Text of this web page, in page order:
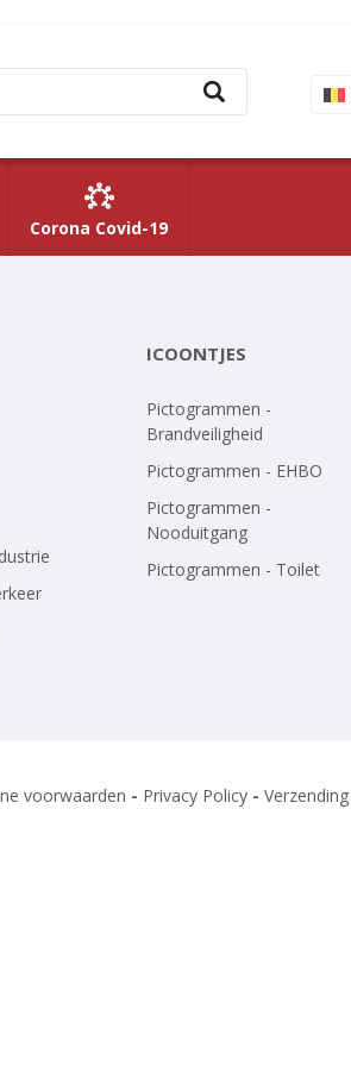
Corona Covid-19
ICOONTJES
Pictogrammen -
Brandveiligheid
Pictogrammen - EHBO
Pictogrammen -
Nooduitgang
Pictogrammen - Toilet
voorwaarden - Privacy Policy -